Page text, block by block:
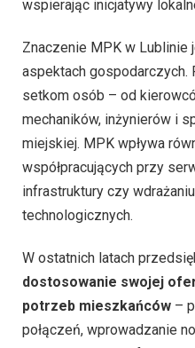
wspierając inicjatywy
Znaczenie MPK w
aspektach gospodarczych.
setkom osób – od
mechaników, inżynierów i
miejskiej. MPK wpływa
współpracujących przy
infrastruktury czy
technologicznych.
W ostatnich latach
dostosowanie swojej
potrzeb mieszkańców –
połączeń, wprowadzanie